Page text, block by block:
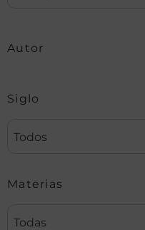
Autor
Siglo
Todos
Materias
Todas